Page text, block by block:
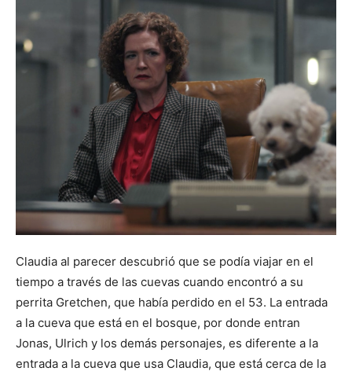
Claudia al parecer descubrió que se podía viajar en el
tiempo a través de las cuevas cuando encontró a su
perrita Gretchen, que había perdido en el 53. La entrada
a la cueva que está en el bosque, por donde entran
Jonas, Ulrich y los demás personajes, es diferente a la
entrada a la cueva que usa Claudia, que está cerca de la